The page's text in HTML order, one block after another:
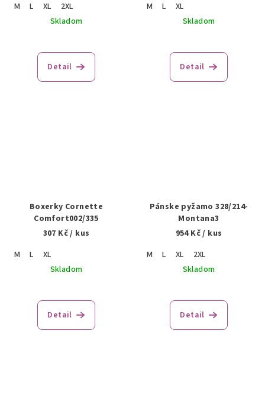
M
L XL
2XL
Skladom
Detail
M
L
XL
Skladom
Detail
Boxerky Cornette
Comfort002/335
307 Kč/ kus
M
L
XL
Skladom
Detail
Pánske pyžamo 328/214-
Montana3
954 Kč/ kus
M
L XL
2XL
Skladom
Detail